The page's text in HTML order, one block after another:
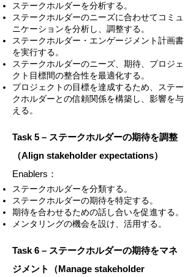
ステークホルダーを分析する。
ステークホルダーのニーズに合わせてコミュ
ニケーションを分析し、調整する。
ステークホルダー・エンゲージメント計画書
を実行する。
ステークホルダーのニーズ、期待、プロジェ
クト目標間の整合性を最適化する。
プロジェクトの目標を達成するため、ステー
クホルダーとの信頼関係を構築し、影響を与
える。
Task 5 – ステークホルダーの期待を調整
（Align stakeholder expectations）
Enablers：
ステークホルダーを分類する。
ステークホルダーの期待を特定する。
期待を合わせるための話し合いを促進する。
メンタリングの機会を設け、活用する。
Task 6 – ステークホルダーの期待をマネ
ジメント（Manage stakeholder